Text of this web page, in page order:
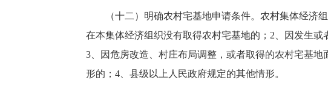
（十二）明确农村宅基地申请条件。农村集体经济组
在本集体经济组织没有取得农村宅基地的；2、因发生
3、因危房改造、村庄布局调整，或者取得的农村宅基
形的；4、县级以上人民政府规定的其他情形。